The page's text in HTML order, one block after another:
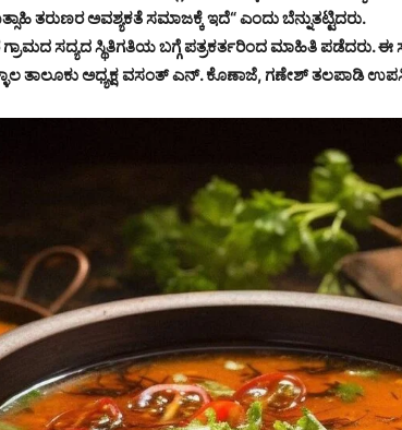
ತರುಣರ ಅವಶ್ಯಕತೆ ಸಮಾಜಕ್ಕೆ ಇದೆ“ ಎಂದು ಬೆನ್ನುತಟ್ಟಿದರು.
ಸದ್ಯದ ಸ್ಥಿತಿಗತಿಯ ಬಗ್ಗೆ ಪತ್ರಕರ್ತರಿಂದ ಮಾಹಿತಿ ಪಡೆದರು.
ತಾಲೂಕು ಅಧ್ಯಕ್ಷ ವಸಂತ್ ಎನ್. ಕೊಣಾಜೆ, ಗಣೇಶ್ ತಲಪಾಡಿ